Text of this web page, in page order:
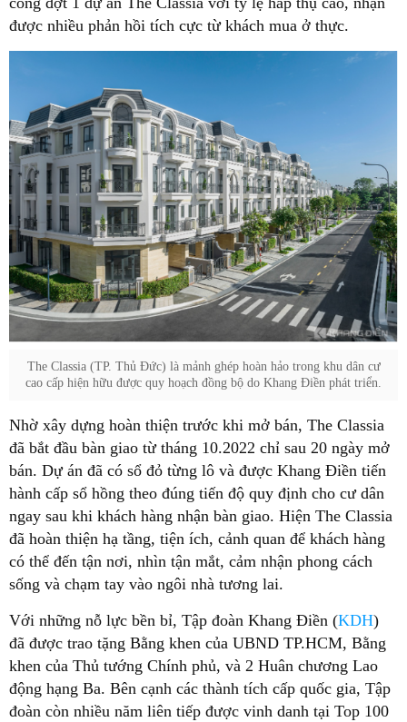
được nhiều phản hồi tích cực từ khách mua ở thực.
The Classia (TP. Thủ Đức) là mảnh ghép hoàn hảo trong khu dân cư
cao cấp hiện hữu được quy hoạch đồng bộ do Khang Điền phát triển.
Nhờ xây dựng hoàn thiện trước khi mở bán, The Classia
đã bắt đầu bàn giao từ tháng 10.2022 chỉ sau 20 ngày mở
bán. Dự án đã có sổ đỏ từng lô và được Khang Điền tiến
hành cấp sổ hồng theo đúng tiến độ quy định cho cư dân
ngay sau khi khách hàng nhận bàn giao. Hiện The Classia
đã hoàn thiện hạ tầng, tiện ích, cảnh quan để khách hàng
có thể đến tận nơi, nhìn tận mắt, cảm nhận phong cách
sống và chạm tay vào ngôi nhà tương lai.
Với những nỗ lực bền bỉ, Tập đoàn Khang Điền (KDH)
đã được trao tặng Bằng khen của UBND TP.HCM, Bằng
khen của Thủ tướng Chính phủ, và 2 Huân chương Lao
động hạng Ba. Bên cạnh các thành tích cấp quốc gia, Tập
đoàn còn nhiều năm liên tiếp được vinh danh tại Top 100